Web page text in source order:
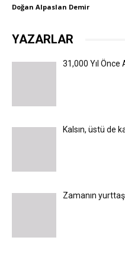
Doğan Alpaslan Demir
YAZARLAR
31,000 Yıl
Kalsın, üstü de
Zamanın